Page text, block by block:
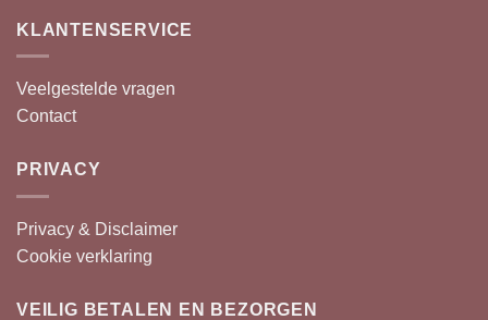
KLANTENSERVICE
Veelgestelde vragen
Contact
PRIVACY
Privacy & Disclaimer
Cookie verklaring
VEILIG BETALEN EN BEZORGEN